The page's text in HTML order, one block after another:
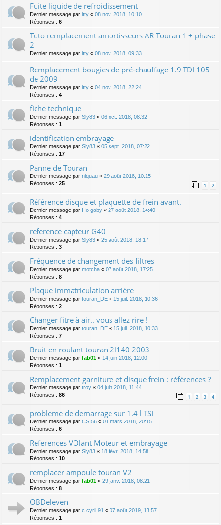
Fuite liquide de refroidissement
Dernier message par itty « 08 nov. 2018, 10:10
Réponses : 6
Tuto remplacement amortisseurs AR Touran 1 + phase
2
Dernier message par itty « 08 nov. 2018, 09:33
Remplacement bougies de pré-chauffage 1.9 TDI 105
de 2009
Dernier message par itty « 04 nov. 2018, 22:24
Réponses : 4
fiche technique
Dernier message par Sly83 « 06 oct. 2018, 08:32
Réponses : 1
identification embrayage
Dernier message par Sly83 « 05 sept. 2018, 07:22
Réponses : 17
Panne de Touran
Dernier message par niquau « 29 août 2018, 10:15
Réponses : 25 1 2
Référence disque et plaquette de frein avant.
Dernier message par Ho gaby « 27 août 2018, 14:40
Réponses : 4
reference capteur G40
Dernier message par Sly83 « 25 août 2018, 18:17
Réponses : 3
Fréquence de changement des filtres
Dernier message par motcha « 07 août 2018, 17:25
Réponses : 8
Plaque immatriculation arrière
Dernier message par touran_DE « 15 juil. 2018, 10:36
Réponses : 2
Changer fitre à air.. vous allez rire !
Dernier message par touran_DE « 15 juil. 2018, 10:33
Réponses : 7
Bruit en roulant touran 2l140 2003
Dernier message par fab01 « 14 juin 2018, 12:00
Réponses : 1
Remplacement garniture et disque frein : références ?
Dernier message par troy « 04 juin 2018, 11:44
Réponses : 86 1 2 3 4
probleme de demarrage sur 1.4 l TSI
Dernier message par CSI56 « 01 mars 2018, 20:15
Réponses : 6
References VOlant Moteur et embrayage
Dernier message par Sly83 « 18 févr. 2018, 14:58
Réponses : 10
remplacer ampoule touran V2
Dernier message par fab01 « 29 janv. 2018, 08:21
Réponses : 8
OBDeleven
Dernier message par c.cyril.91 « 07 août 2019, 13:57
Réponses : 1